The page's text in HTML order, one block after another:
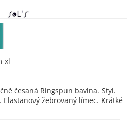
xl
česaná Ringspun bavlna. Styl.
žebrovaný límec. Krátké